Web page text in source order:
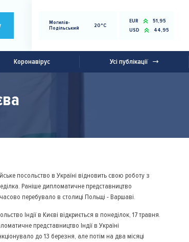
Могилів-
Подільський
20°C
EUR
51,95
USD
44,95
Коронавірус Усі публікації
посольство в Україні відновить свою роботу з
Раніше дипломатичне представництво
перебувало в столиці Польщі - Варшаві.
Індії в Києві відкриється в понеділок, 17 травня.
представництво Індії в Україні
до 13 березня, але потім на два місяці